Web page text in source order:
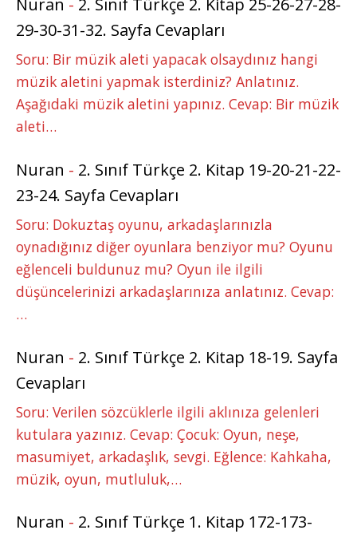
Nuran - 2. Sınıf Türkçe 2. Kitap 25-26-27-28-
29-30-31-32. Sayfa Cevapları
Soru: Bir müzik aleti yapacak olsaydınız hangi
müzik aletini yapmak isterdiniz? Anlatınız.
Aşağıdaki müzik aletini yapınız. Cevap: Bir müzik
aleti…
Nuran - 2. Sınıf Türkçe 2. Kitap 19-20-21-22-
23-24. Sayfa Cevapları
Soru: Dokuztaş oyunu, arkadaşlarınızla
oynadığınız diğer oyunlara benziyor mu? Oyunu
eğlenceli buldunuz mu? Oyun ile ilgili
düşüncelerinizi arkadaşlarınıza anlatınız. Cevap:
…
Nuran - 2. Sınıf Türkçe 2. Kitap 18-19. Sayfa
Cevapları
Soru: Verilen sözcüklerle ilgili aklınıza gelenleri
kutulara yazınız. Cevap: Çocuk: Oyun, neşe,
masumiyet, arkadaşlık, sevgi. Eğlence: Kahkaha,
müzik, oyun, mutluluk,…
Nuran - 2. Sınıf Türkçe 1. Kitap 172-173-